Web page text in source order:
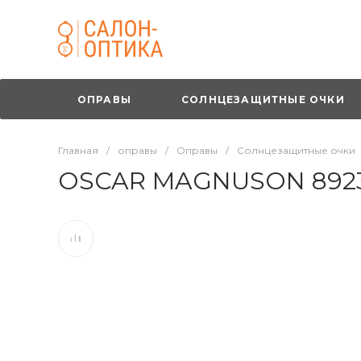
ОПРАВЫ СОЛНЦЕЗАЩИТНЫЕ ОЧКИ
Главная / оправы / Оправы / Солнцезащитные очки
OSCAR MAGNUSON